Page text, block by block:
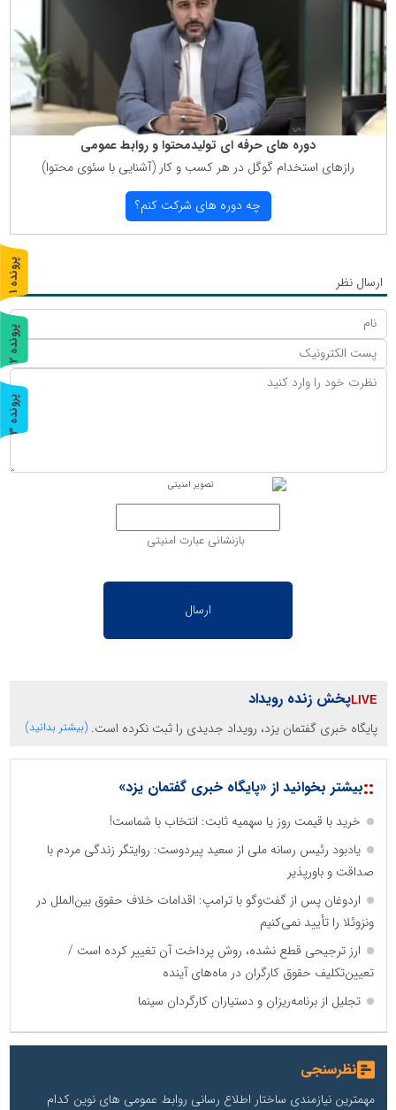
دوره های حرفه ای تولیدمحتوا و روابط عمومی
رازهای استخدام گوگل در هر كسب و كار (آشنایی با سئوی محتوا)
چه دوره های شركت كنم؟
ارسال نظر
بازنشانی عبارت امنیتی
پخش زنده رویداد
پایگاه خبری گفتمان یزد، رویداد جدیدی را ثبت نکرده است. (بیشتر بدانید)
::بیشتر بخوانید از «پایگاه خبری گفتمان یزد»
خرید با قیمت روز یا سهمیه ثابت: انتخاب با شماست!
یادبود رئیس رسانه ملی از سعید پیردوست: روایتگر زندگی مردم با
صداقت و باورپذیر
اردوغان پس از گفت‌وگو با ترامپ: اقدامات خلاف حقوق بین‌الملل در
ونزوئلا را تأیید نمی‌کنیم
ارز ترجیحی قطع نشده، روش پرداخت آن تغییر کرده است /
تعیین‌تکلیف حقوق کارگران در ماه‌های آینده
تجلیل از برنامه‌ریزان و دستیاران کارگردان سینما
نظرسنجی
مهمترین نیازمندی ساختار اطلاع رسانی روابط عمومی های نوین کدام
پ
ر
و
ن
د
ه
1
پ
ر
و
ن
د
ه
2
پ
ر
و
ن
د
ه
3